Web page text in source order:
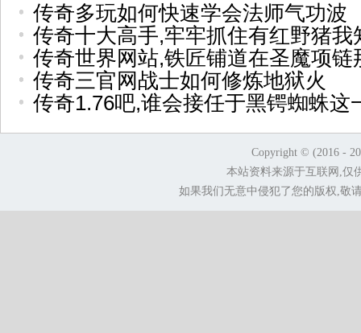
传奇多玩如何快速学会法师气功波
传奇十大高手,牢牢抓住有红野猪我
传奇世界网站,铁匠铺道在圣魔项链
传奇三官网战士如何修炼地狱火
传奇1.76吧,谁会接任于黑锷蜘蛛这
Copyright © (2016 -
本站资料来源于互联网,仅
如果我们无意中侵犯了您的版权,敬